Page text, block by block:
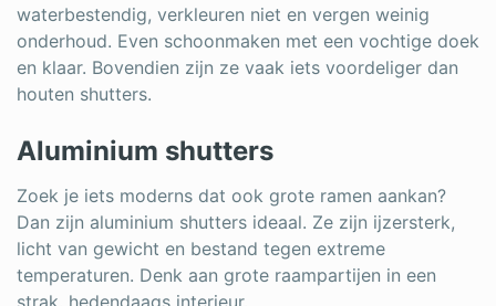
waterbestendig, verkleuren niet en vergen weinig
onderhoud. Even schoonmaken met een vochtige doek
en klaar. Bovendien zijn ze vaak iets voordeliger dan
houten shutters.
Aluminium shutters
Zoek je iets moderns dat ook grote ramen aankan?
Dan zijn aluminium shutters ideaal. Ze zijn ijzersterk,
licht van gewicht en bestand tegen extreme
temperaturen. Denk aan grote raampartijen in een
strak, hedendaags interieur.